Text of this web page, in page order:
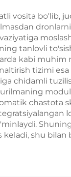
vosita bo'lib,
tanlovli
kabi muhim
tizimi
chidamli
chastota
shu bilan